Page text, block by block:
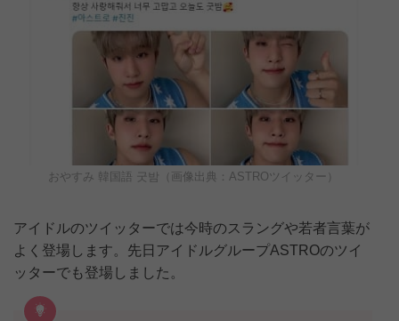
おやすみ 韓国語 굿밤（画像出典：ASTROツイッター）
アイドルのツイッターでは今時のスラングや若者言葉が
よく登場します。先日アイドルグループASTROのツイ
ッターでも登場しました。